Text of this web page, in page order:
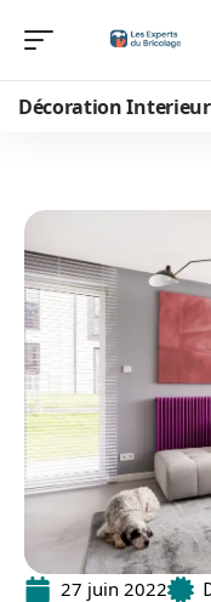
Décoration
27 juin 2022